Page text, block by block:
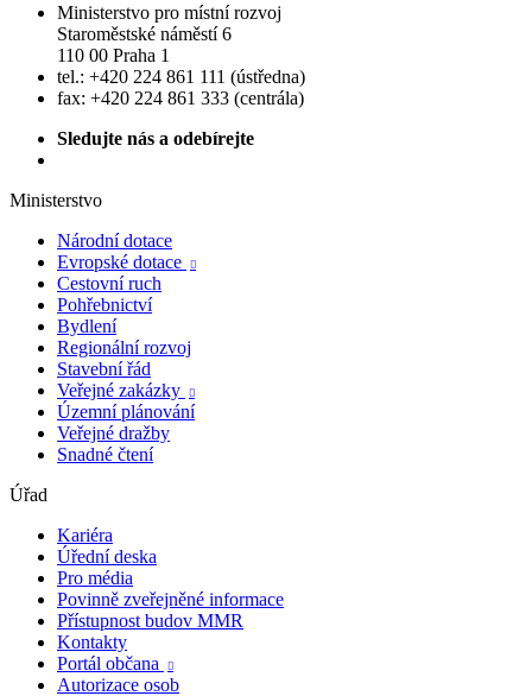
Ministerstvo pro místní rozvoj
Staroměstské náměstí 6
110 00 Praha 1
tel.: +420 224 861 111 (ústředna)
fax: +420 224 861 333 (centrála)
Sledujte nás a odebírejte
Ministerstvo
Národní dotace
Evropské dotace

Cestovní ruch
Pohřebnictví
Bydlení
Regionální rozvoj
Stavební řád
Veřejné zakázky

Územní plánování
Veřejné dražby
Snadné čtení
Úřad
Kariéra
Úřední deska
Pro média
Povinně zveřejněné informace
Přístupnost budov MMR
Kontakty
Portál občana

Autorizace osob